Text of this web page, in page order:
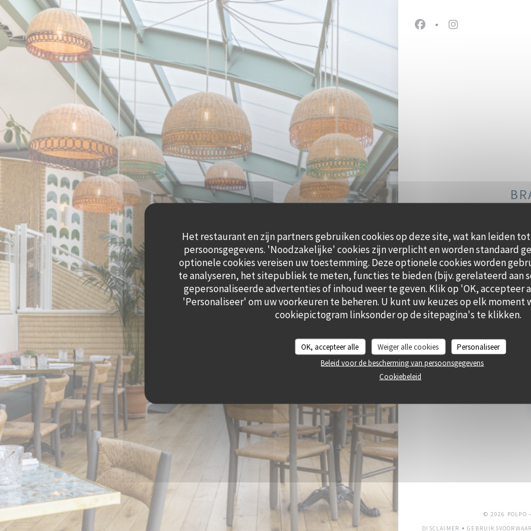
Cookies beheer paneel
Het restaurant en zijn partners gebruiken cookies op deze site, wat kan leiden
persoonsgegevens. 'Noodzakelijke' cookies zijn verplicht en worden standaard
optionele cookies vereisen uw toestemming. Deze optionele cookies worden
te analyseren, het sitepubliek te meten, functies te bieden (bijv. gerelateerd aan
gepersonaliseerde advertenties of inhoud weer te geven. Klik op 'OK, accepteer
'Personaliseer' om uw voorkeuren te beheren. U kunt uw keuzes op elk moment
cookiepictogram linksonder op de sitepagina's te klikken.
OK, accepteer alle Weiger alle cookies
Personaliseer
Beleid voor de bescherming van persoonsgegevens
Cookiebeleid
Facebook ((opent in een
Instagram
47,
Schrijf je in op onze
© 2026 POLPO
DISCLAIMER